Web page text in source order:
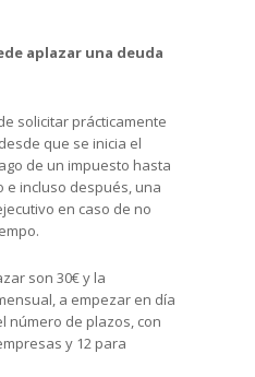
aplazar una deuda
solicitar prácticamente
que se inicia el
de un impuesto hasta
e incluso después, una
en caso de no
son 30€ y la
a empezar en día
número de plazos, con
y 12 para